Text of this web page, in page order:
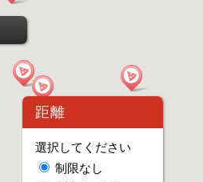
距離
選択してください
制限なし